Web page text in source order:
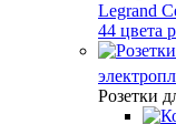
Legrand
44 цвета
Розетки